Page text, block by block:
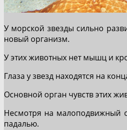
У морской звезды сильно
новый организм.
У этих животных нет мышц и
Глаза у звезд находятся на
Основной орган чувств этих
Несмотря на малоподвижный
падалью.